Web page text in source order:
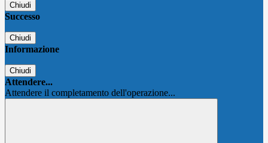
Chiudi
Successo
Chiudi
Informazione
Chiudi
Attendere...
Attendere il completamento dell'operazione...